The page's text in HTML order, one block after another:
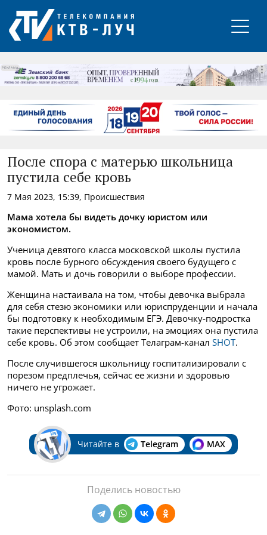
РЕКЛАМА
После спора с матерью школьница
пустила себе кровь
7 Мая 2023, 15:39, Происшествия
Мама хотела бы видеть дочку юристом или
экономистом.
Ученица девятого класса московской школы пустила
кровь после бурного обсуждения своего будущего с
мамой. Мать и дочь говорили о выборе профессии.
Женщина настаивала на том, чтобы девочка выбрала
для себя стезю экономики или юриспруденции и начала
бы подготовку к необходимым ЕГЭ. Девочку-подростка
такие перспективы не устроили, на эмоциях она пустила
себе кровь. Об этом сообщает Телаграм-канал SHOT.
После случившегося школьницу госпитализировали с
порезом предплечья, сейчас ее жизни и здоровью
ничего не угрожает.
Фото: unsplash.com
Читайте в Telegram MAX
Поделись новостью